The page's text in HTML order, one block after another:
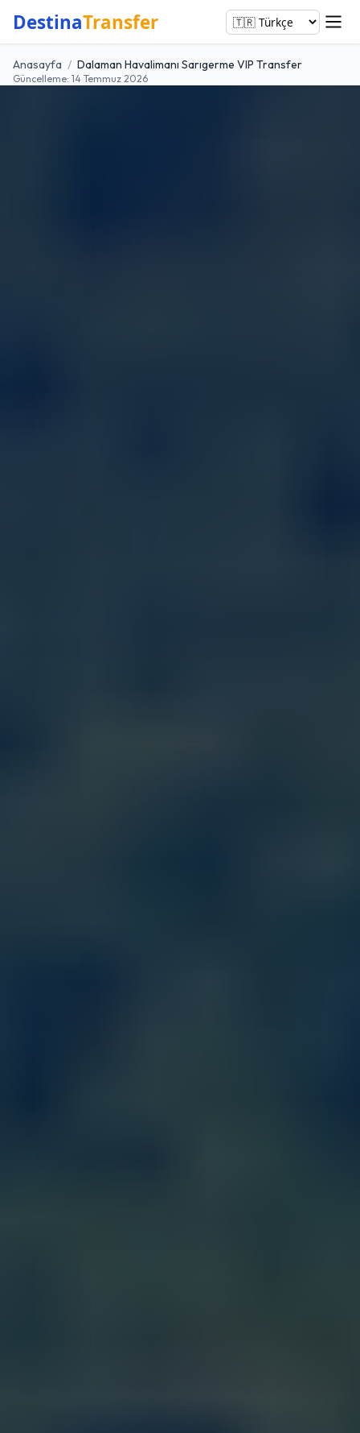
DestinaTransfer
Anasayfa / Dalaman Havalimanı Sarıgerme VIP Transfer
Güncelleme: 14 Temmuz 2026